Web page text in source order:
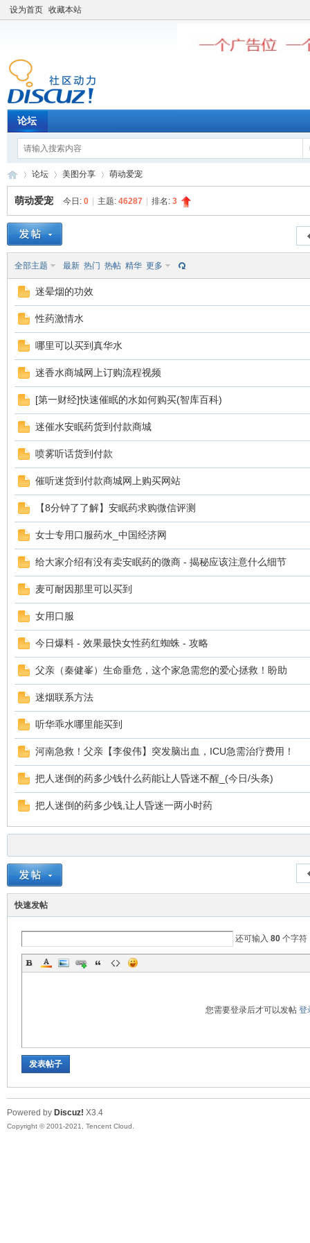
设为首页 收藏本站
论坛
»
论坛
›
美图分享 萌动爱宠
萌动爱宠 今日: 0 主题: 46287 排名: 3
全部主题 最新 热门 热帖 精华 更多
迷晕烟的功效
性药激情水
哪里可以买到真华水
迷香水商城网上订购流程视频
[第一财经]快速催眠的水如何购买(智库百科)
迷催水安眠药货到付款商城
喷雾听话货到付款
催听迷货到付款商城网上购买网站
【8分钟了了解】安眠药求购微信评测
女士专用口服药水_中国经济网
给大家介绍有没有卖安眠药的微商 - 揭秘应该注意什么细节
麦可耐因那里可以买到
女用口服
今日爆料 - 效果最快女性药红蜘蛛 - 攻略
父亲（秦健峯）生命垂危，这个家急需您的爱心拯救！盼助
迷烟联系方法
听华乖水哪里能买到
河南急救！父亲【李俊伟】突发脑出血，ICU急需治疗费用！
把人迷倒的药多少钱什么药能让人昏迷不醒_(今日/头条)
把人迷倒的药多少钱,让人昏迷一两小时药
快速发帖
还可输入 80个字符
您需要登录后才可以发帖 登
发表帖子
Powered by Discuz! X3.4
Copyright © 2001-2021, Tencent Cloud.